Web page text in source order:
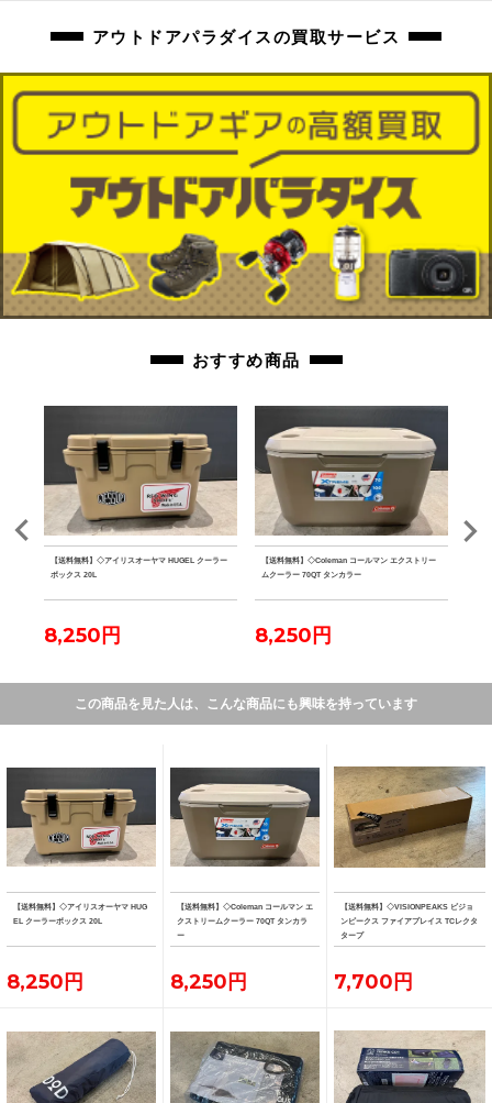
アウトドアパラダイスの買取サービス
おすすめ商品
【送料無料】◇アイリスオーヤマ HUGEL クーラー
ボックス 20L
8,250円
【送料無料】◇Coleman コールマン エクストリー
ムクーラー 70QT タンカラー
8,250円
この商品を見た人は、こんな商品にも興味を持っています
【送料無料】◇アイリスオーヤマ HUG
EL クーラーボックス 20L
8,250円
【送料無料】◇Coleman コールマン エ
クストリームクーラー 70QT タンカラ
ー
8,250円
【送料無料】◇VISIONPEAKS ビジョ
ンピークス ファイアプレイス TCレクタ
タープ
7,700円